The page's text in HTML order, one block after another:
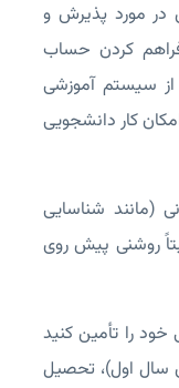
در مورد پذیرش و
کردن حساب
سیستم آموزشی
کار دانشجویی
(مانند شناسایی
نسبتاً روشنی پیش روی
خود را تأمین کنید
برای سال اول)، تحصیل